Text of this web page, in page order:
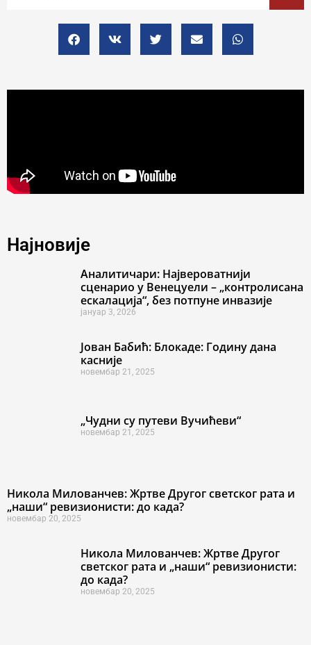
Најновије
Аналитичари: Највероватнији
сценарио у Венецуели – „контролисана
ескалација“, без потпуне инвазије
јануар 3, 2026
Јован Бабић: Блокаде: Годину дана
касније
новембар 21, 2025
„Чудни су путеви Вучићеви“
новембар 21, 2025
Никола Милованчев: Жртве Другог светског рата и
„наши“ ревизионисти: до када?
новембар 20, 2025
Никола Милованчев: Жртве Другог
светског рата и „наши“ ревизионисти:
до када?
новембар 20, 2025